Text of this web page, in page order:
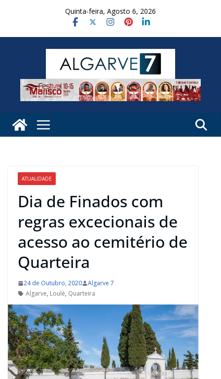
Quinta-feira, Agosto 6, 2026
ATUALIDADE
Dia de Finados com
regras excecionais de
acesso ao cemitério de
Quarteira
24 de Outubro, 2020
Algarve 7
Algarve, Loulé, Quarteira